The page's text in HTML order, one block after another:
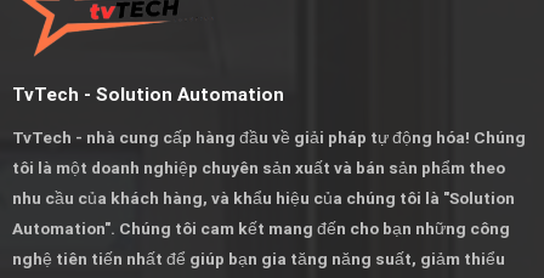
TvTech - Solution Automation
TvTech - nhà cung cấp hàng đầu về giải pháp tự động hóa! Chúng
tôi là một doanh nghiệp chuyên sản xuất và bán sản phẩm theo
nhu cầu của khách hàng, và khẩu hiệu của chúng tôi là "Solution
Automation". Chúng tôi cam kết mang đến cho bạn những công
nghệ tiên tiến nhất để giúp bạn gia tăng năng suất, giảm thiểu